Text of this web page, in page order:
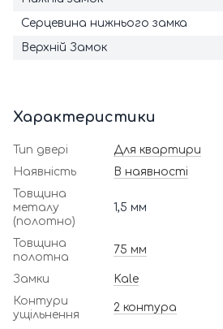
Серцевина нижнього замка
Верхній Замок
Характеристики
Тип двері
Для квартири
Наявність
В наявності
Товщина
металу
(полотно)
1,5 мм
Товщина
полотна
75 мм
Замки
Kale
Контури
ущільнення
2 контура